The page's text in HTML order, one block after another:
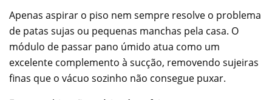
Apenas aspirar o piso nem sempre resolve o problema
de patas sujas ou pequenas manchas pela casa. O
módulo de passar pano úmido atua como um
excelente complemento à sucção, removendo sujeiras
finas que o vácuo sozinho não consegue puxar.